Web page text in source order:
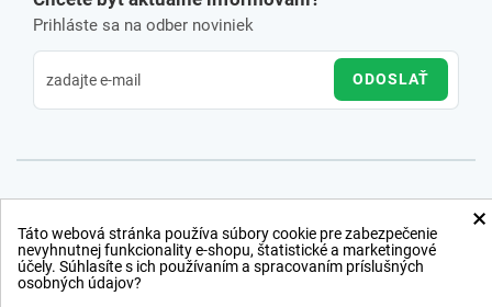
Prihláste sa na odber noviniek
ODOSLAŤ
×
Táto webová stránka používa súbory cookie pre zabezpečenie
nevyhnutnej funkcionality e-shopu, štatistické a marketingové
účely. Súhlasíte s ich používaním a spracovaním príslušných
osobných údajov?